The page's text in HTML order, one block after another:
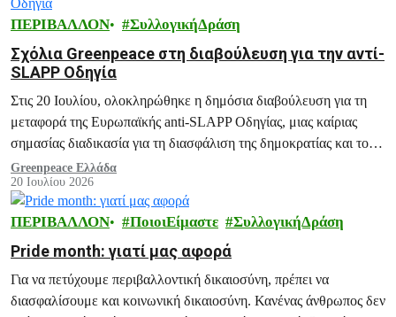
ΠΕΡΙΒΑΛΛΟΝ ΣυλλογικήΔράση
Σχόλια Greenpeace στη διαβούλευση για την αντί-
SLAPP Οδηγία
Στις 20 Ιουλίου, ολοκληρώθηκε η δημόσια διαβούλευση για τη
μεταφορά της Ευρωπαϊκής anti-SLAPP Οδηγίας, μιας καίριας
σημασίας διαδικασία για τη διασφάλιση της δημοκρατίας και του
ακτιβισμού.
Greenpeace Ελλάδα
20 Ιουλίου 2026
ΠΕΡΙΒΑΛΛΟΝ ΠοιοιΕίμαστε ΣυλλογικήΔράση
Pride month: γιατί μας αφορά
Για να πετύχουμε περιβαλλοντική δικαιοσύνη, πρέπει να
διασφαλίσουμε και κοινωνική δικαιοσύνη. Κανένας άνθρωπος δεν